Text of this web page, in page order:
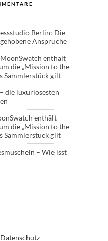
Berlin: Die
Ansprüche
enthält
die „Mission to the
Sammlerstück gilt
die luxuriösesten
enthält
die „Mission to the
Sammlerstück gilt
– Wie isst
Datenschutz